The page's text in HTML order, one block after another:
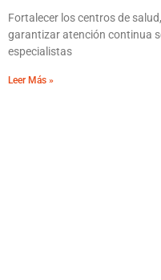
Fortalecer los centros de
garantizar atención continua
especialistas
Leer Más »